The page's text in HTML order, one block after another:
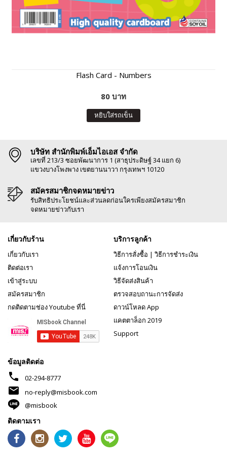
Flash Card - Numbers
80 บาท
หยิบใส่รถเข็น
บริษัท สำนักพิมพ์เอ็มไอเอส จำกัด
เลขที่ 213/3 ซอยพัฒนาการ 1 (สาธุประดิษฐ์ 34 แยก 6)
แขวงบางโพงพาง เขตยานนาวา กรุงเทพฯ 10120
สมัครสมาชิกจดหมายข่าว
รับสิทธิประโยชน์และส่วนลดก่อนใครเพียงสมัครสมาชิก
จดหมายข่าวกับเรา
เกี่ยวกับร้าน
เกี่ยวกับเรา
ติดต่อเรา
เข้าสู่ระบบ
สมัครสมาชิก
กดติดตามช่อง Youtube ที่นี่
บริการลูกค้า
วิธีการสั่งซื้อ | วิธีการชำระเงิน
แจ้งการโอนเงิน
วิธีจัดส่งสินค้า
ตรวจสอบถานะการจัดส่ง
ดาวน์โหลด App
แคตตาล็อก 2019
Support
ข้อมูลติดต่อ
phone 02-294-8777
mail
no-reply@misbook.com
@misbook
ติดตามเรา